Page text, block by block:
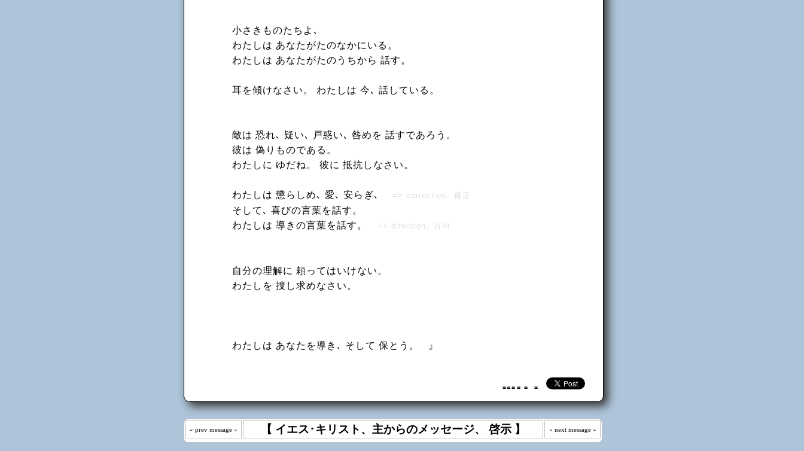
小さきものたちよ､
わたしは あなたがたのなかにいる。
わたしは あなたがたのうちから 話す。
耳を傾けなさい。 わたしは 今､ 話している。
敵は 恐れ､ 疑い､ 戸惑い､ 咎めを 話すであろう。
彼は 偽りものである。
わたしに ゆだね。 彼に 抵抗しなさい。
わたしは 懲らしめ､ 愛､ 安らぎ､ => correction､ 修正
そして､ 喜びの言葉を話す。
わたしは 導きの言葉を話す。
=> direction､ 方向
自分の理解に 頼ってはいけない。
わたしを 捜し求めなさい。
わたしは あなたを導き､ そして 保とう。 』
≡ ≡ ≡ ≡ ≡ ≡
« prev message « 【 イエス･キリスト、主からのメッセージ、 啓示 】 » next message »